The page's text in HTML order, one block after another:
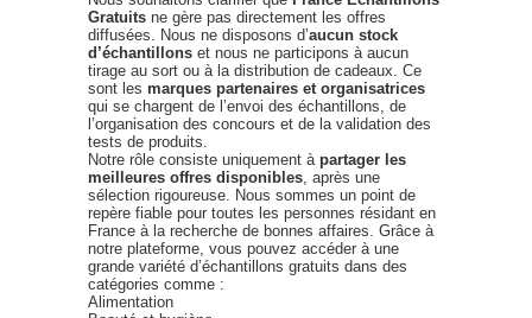
Gratuits ne gère pas directement les offres
diffusées. Nous ne disposons d’aucun stock
d’échantillons et nous ne participons à aucun
tirage au sort ou à la distribution de cadeaux. Ce
sont les marques partenaires et organisatrices
qui se chargent de l’envoi des échantillons, de
l’organisation des concours et de la validation des
tests de produits.
Notre rôle consiste uniquement à partager les
meilleures offres disponibles , après une
sélection rigoureuse. Nous sommes un point de
repère fiable pour toutes les personnes résidant en
France à la recherche de bonnes affaires. Grâce à
notre plateforme, vous pouvez accéder à une
grande variété d’échantillons gratuits dans des
catégories comme :
Alimentation